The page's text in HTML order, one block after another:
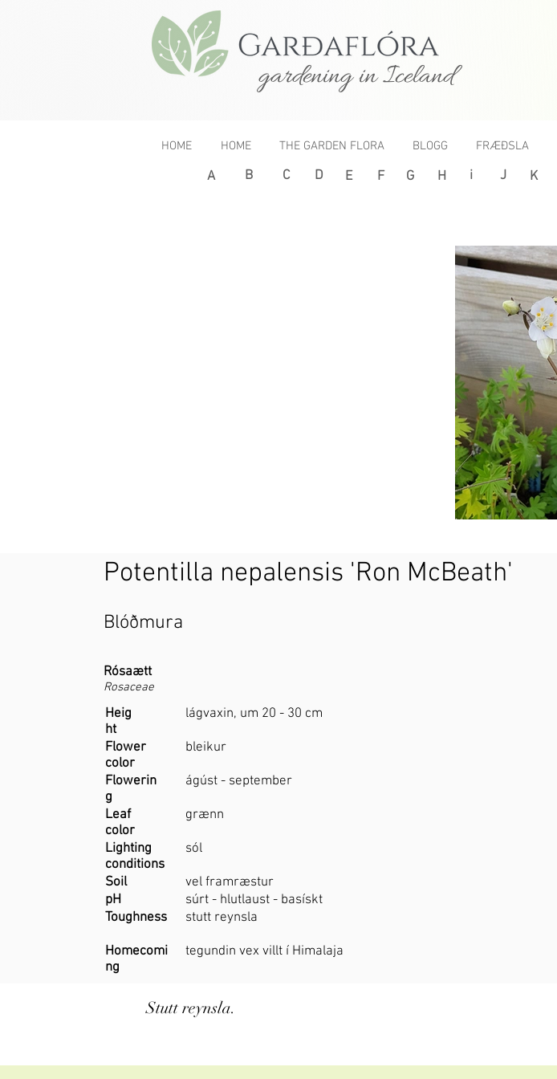
gardening in Iceland
HOME HOME THE GARDEN FLORA BLOGG FRÆÐSLA
< PreviousA B C D E F G H i J K
Potentilla nepalensis 'Ron McBeath'
Blóðmura
Rósaætt
Rosaceae
Heig
ht
lágvaxin, um 20 - 30 cm
Flower
color
bleikur
Flowerin
g
ágúst - september
Leaf
color
grænn
Lighting
conditions
sól
Soil
vel framræstur
pH
súrt - hlutlaust - basískt
Toughness
stutt reynsla
Homecomi
ng
tegundin vex villt í Himalaja
Stutt reynsla.